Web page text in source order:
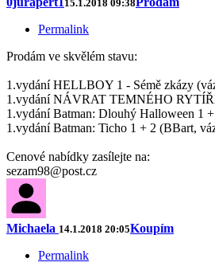
15.1.2018 09:38
Permalink
Prodám ve skvělém stavu:
1.vydání HELLBOY 1 - Sémě zkázy
1.vydání NÁVRAT TEMNÉHO
1.vydání Batman: Dlouhý Halloween 1
1.vydání Batman: Ticho 1 + 2 (BBart,
Cenové nabídky zasílejte na:
sezam98@post.cz
Michaela 14.1.2018 20:05Koupím
Permalink